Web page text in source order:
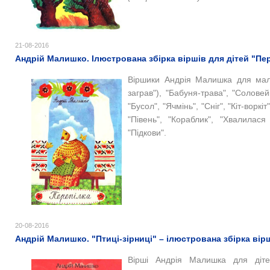
21-08-2016
Андрій Малишко. Ілюстрована збірка віршів для дітей
Віршики Андрія Малишка для
заграв") , "Бабуня-трава",
"Бусол", "Ячмінь", "Сніг", "Кіт-
"Півень", "Кораблик",
"Підкови".
20-08-2016
Андрій Малишко. "Птиці-зірниці" – ілюстрована збірка
Вірші Андрія Малишка для